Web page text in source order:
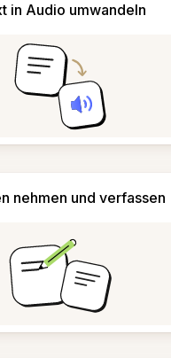
in Audio umwandeln
nehmen und verfassen